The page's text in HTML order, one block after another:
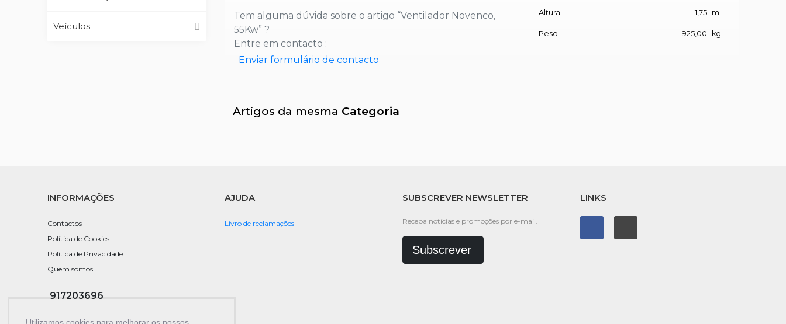
Tem alguma dúvida sobre o artigo “Ventilador Novenco,
55Kw” ?
Entre em contacto :
Enviar formulário de contacto
Altura 1,75 m
Peso 925,00 kg
Artigos da mesma Categoria
Veículos
INFORMAÇÕES
Contactos
Política de Cookies
Política de Privacidade
Quem somos
917203696
AJUDA
Livro de reclamações
SUBSCREVER NEWSLETTER
Receba notícias e promoções por e-mail.
Subscrever
LINKS